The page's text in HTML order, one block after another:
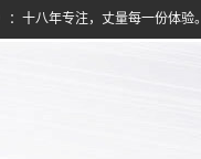
十八年专注，丈量每一份体验。